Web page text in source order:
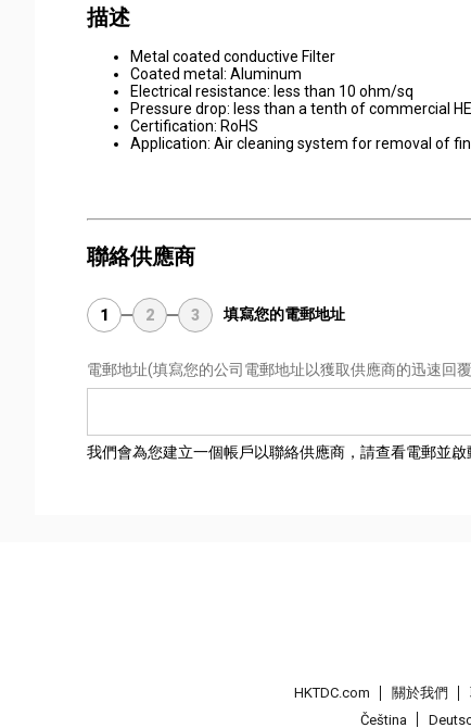
描述
Metal coated conductive Filter
Coated metal: Aluminum
Electrical resistance: less than 10 ohm/sq
Pressure drop: less than a tenth of commercial
Certification: RoHS
Application: Air cleaning system for removal of
聯絡供應商
1 2 3 填寫您的電郵地址
電郵地址(填寫您的公司電郵地址以獲取供應商的迅速回
我們會為您建立一個帳戶以聯絡供應商，請查看電郵並啟
HKTDC.com 關於我們
Čeština